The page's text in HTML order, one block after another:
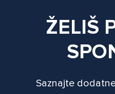
ŽELIŠ
Saznajte